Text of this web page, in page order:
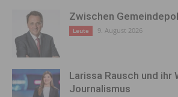
Zwischen
Leute 9. August 2026
Larissa Rausch und ihr
Journalismus